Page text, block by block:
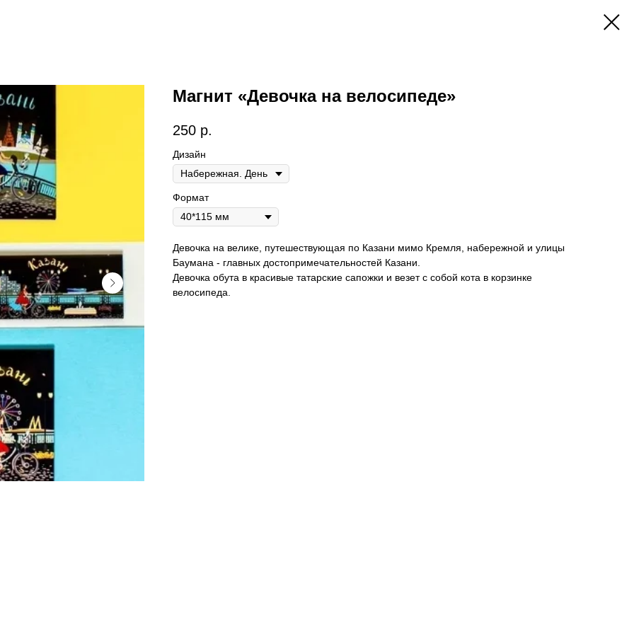
Магнит «Девочка на велосипеде»
250 р.
Дизайн
Формат
Девочка на велике, путешествующая по Казани мимо Кремля, набережной и улицы
Баумана - главных достопримечательностей Казани.
Девочка обута в красивые татарские сапожки и везет с собой кота в корзинке
велосипеда.